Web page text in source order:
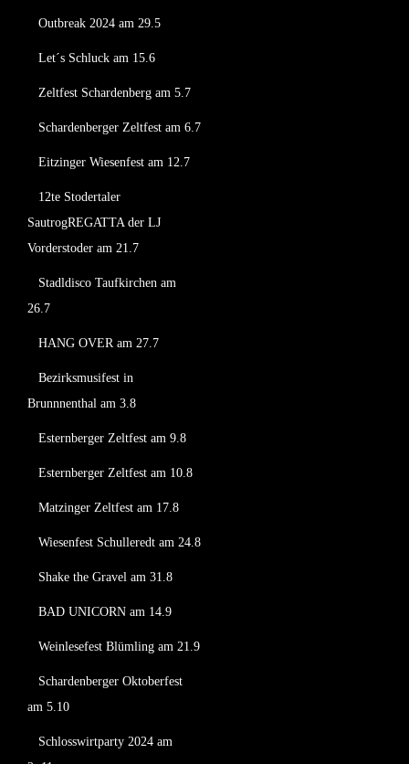
Outbreak 2024 am 29.5
Let´s Schluck am 15.6
Zeltfest Schardenberg am 5.7
Schardenberger Zeltfest am 6.7
Eitzinger Wiesenfest am 12.7
12te Stodertaler
SautrogREGATTA der LJ
Vorderstoder am 21.7
Stadldisco Taufkirchen am
26.7
HANG OVER am 27.7
Bezirksmusifest in
Brunnnenthal am 3.8
Esternberger Zeltfest am 9.8
Esternberger Zeltfest am 10.8
Matzinger Zeltfest am 17.8
Wiesenfest Schulleredt am 24.8
Shake the Gravel am 31.8
BAD UNICORN am 14.9
Weinlesefest Blümling am 21.9
Schardenberger Oktoberfest
am 5.10
Schlosswirtparty 2024 am